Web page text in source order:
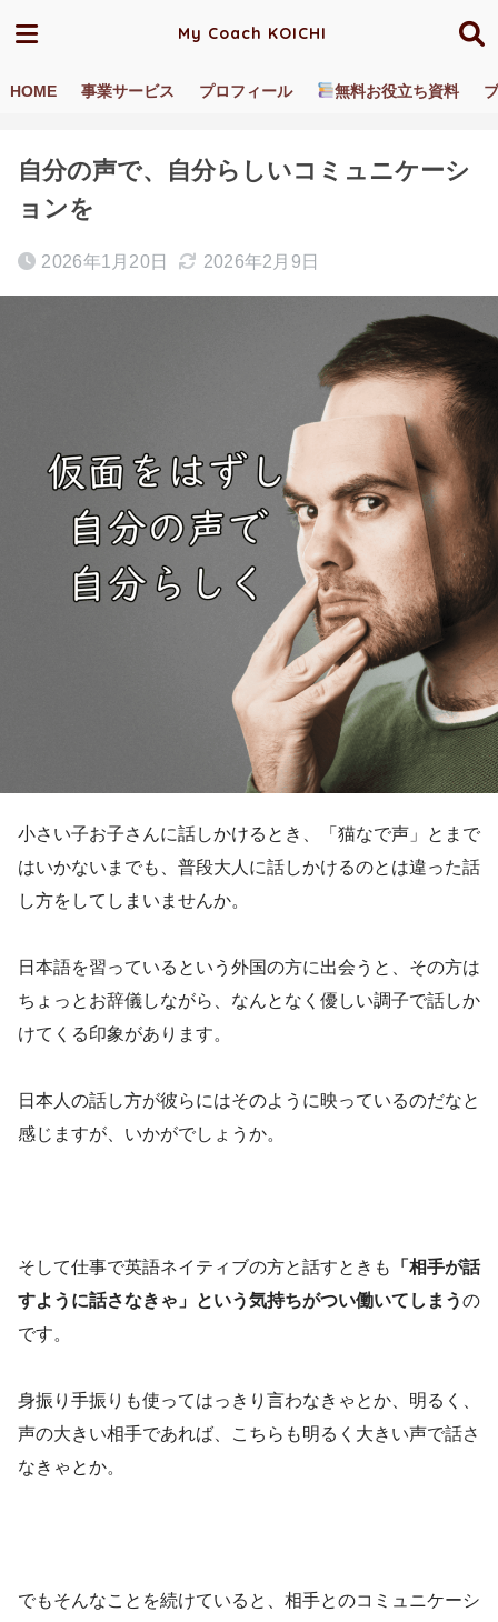
My Coach KOICHI
HOME 事業サービス プロフィール 無料お役立ち資料
ホーム ブログ／動画 海外あるある
自分の声で、自分らしいコミュニケーシ
ョンを
2026年1月20日 2026年2月9日
小さい子お子さんに話しかけるとき、「猫なで声」とまで
はいかないまでも、普段大人に話しかけるのとは違った話
し方をしてしまいませんか。
日本語を習っているという外国の方に出会うと、その方は
ちょっとお辞儀しながら、なんとなく優しい調子で話しか
けてくる印象があります。
日本人の話し方が彼らにはそのように映っているのだなと
感じますが、いかがでしょうか。
そして仕事で英語ネイティブの方と話すときも
「相手が話
すように話さなきゃ」という気持ちがつい働いてしまうの
です。
身振り手振りも使ってはっきり言わなきゃとか、明るく、
声の大きい相手であれば、こちらも明るく大きい声で話さ
なきゃとか。
でもそんなことを続けていると、相手とのコミュニケーシ